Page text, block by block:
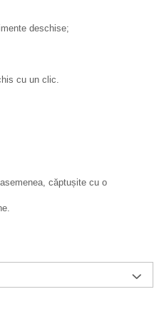
deschise;
cu un clic.
căptușite cu o